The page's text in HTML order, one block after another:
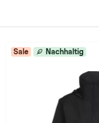
Sale Nachhaltig